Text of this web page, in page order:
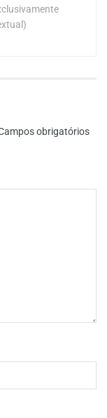
obrigatórios